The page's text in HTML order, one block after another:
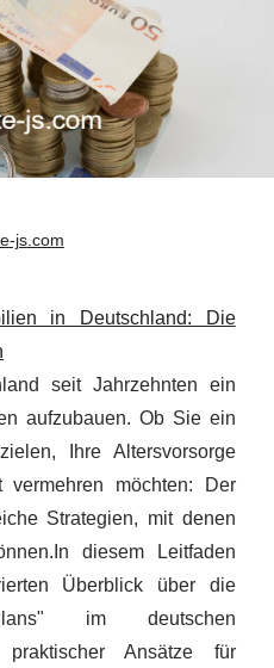
js.com
in Deutschland: Die
seit Jahrzehnten ein
aufzubauen. Ob Sie ein
Ihre Altersvorsorge
möchten: Der
Strategien, mit denen
diesem Leitfaden
Überblick über die
im deutschen
praktischer Ansätze für